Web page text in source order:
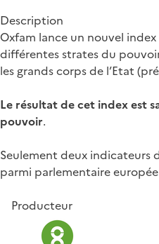
Description
Oxfam lance un nouvel
différentes strates du
les grands corps de l’Etat
Le résultat de cet index est
pouvoir.
Seulement deux indicateurs
parmi parlementaire
Producteur